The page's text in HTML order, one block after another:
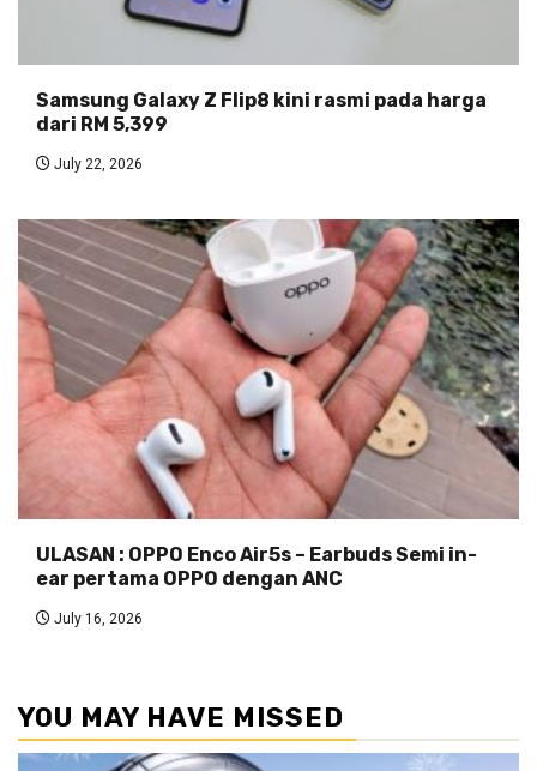
Samsung Galaxy Z Flip8 kini rasmi pada harga
dari RM 5,399
July 22, 2026
ULASAN : OPPO Enco Air5s – Earbuds Semi in-
ear pertama OPPO dengan ANC
July 16, 2026
YOU MAY HAVE MISSED